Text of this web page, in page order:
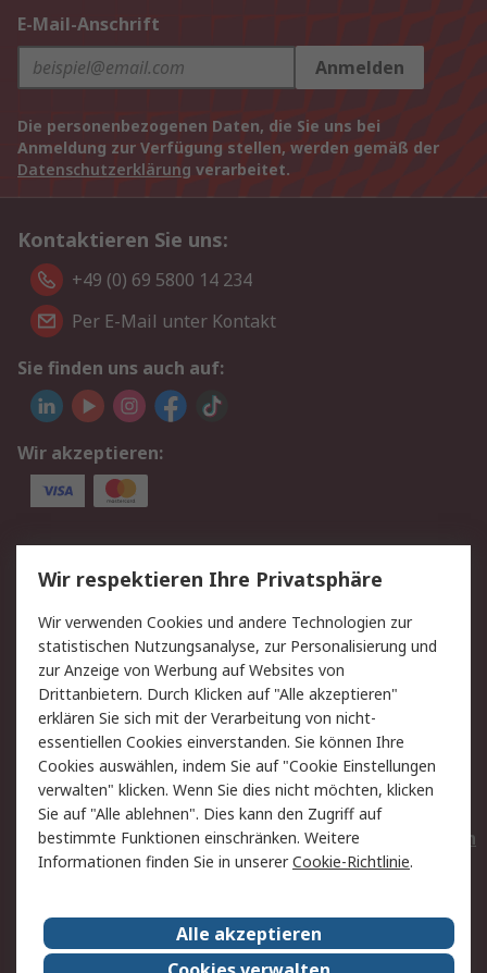
E-Mail-Anschrift
Anmelden
Die personenbezogenen Daten, die Sie uns bei
Anmeldung zur Verfügung stellen, werden gemäß der
Datenschutzerklärung verarbeitet.
Kontaktieren Sie uns:
+49 (0) 69 5800 14 234
Per E-Mail unter Kontakt
Sie finden uns auch auf:
Wir akzeptieren:
Service
Value Added Services
Lieferlösungen
Rücksendungen
Kontakt
Hilfe
Privatkunden
Rechtliches
AGB
Datenschutz
Cookie-Richtlinie
Zahlungsbedingungen
Copyright/Impressum
Entsorgung
Elektrogeräte/Batterien
RS weltweit
Karriere bei RS
Nachhaltigkeit
Wir respektieren Ihre Privatsphäre
Wir verwenden Cookies und andere Technologien zur
statistischen Nutzungsanalyse, zur Personalisierung und
zur Anzeige von Werbung auf Websites von
Drittanbietern. Durch Klicken auf "Alle akzeptieren"
erklären Sie sich mit der Verarbeitung von nicht-
essentiellen Cookies einverstanden. Sie können Ihre
Cookies auswählen, indem Sie auf "Cookie Einstellungen
verwalten" klicken. Wenn Sie dies nicht möchten, klicken
Sie auf "Alle ablehnen". Dies kann den Zugriff auf
bestimmte Funktionen einschränken. Weitere
Informationen finden Sie in unsererCookie-Richtlinie.
Alle akzeptieren